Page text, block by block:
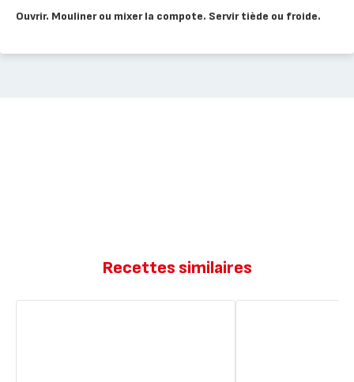
Ouvrir. Mouliner ou mixer la compote. Servir tiède ou froide.
Recettes similaires